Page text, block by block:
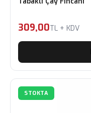
309,00TL + KDV
STOKTA